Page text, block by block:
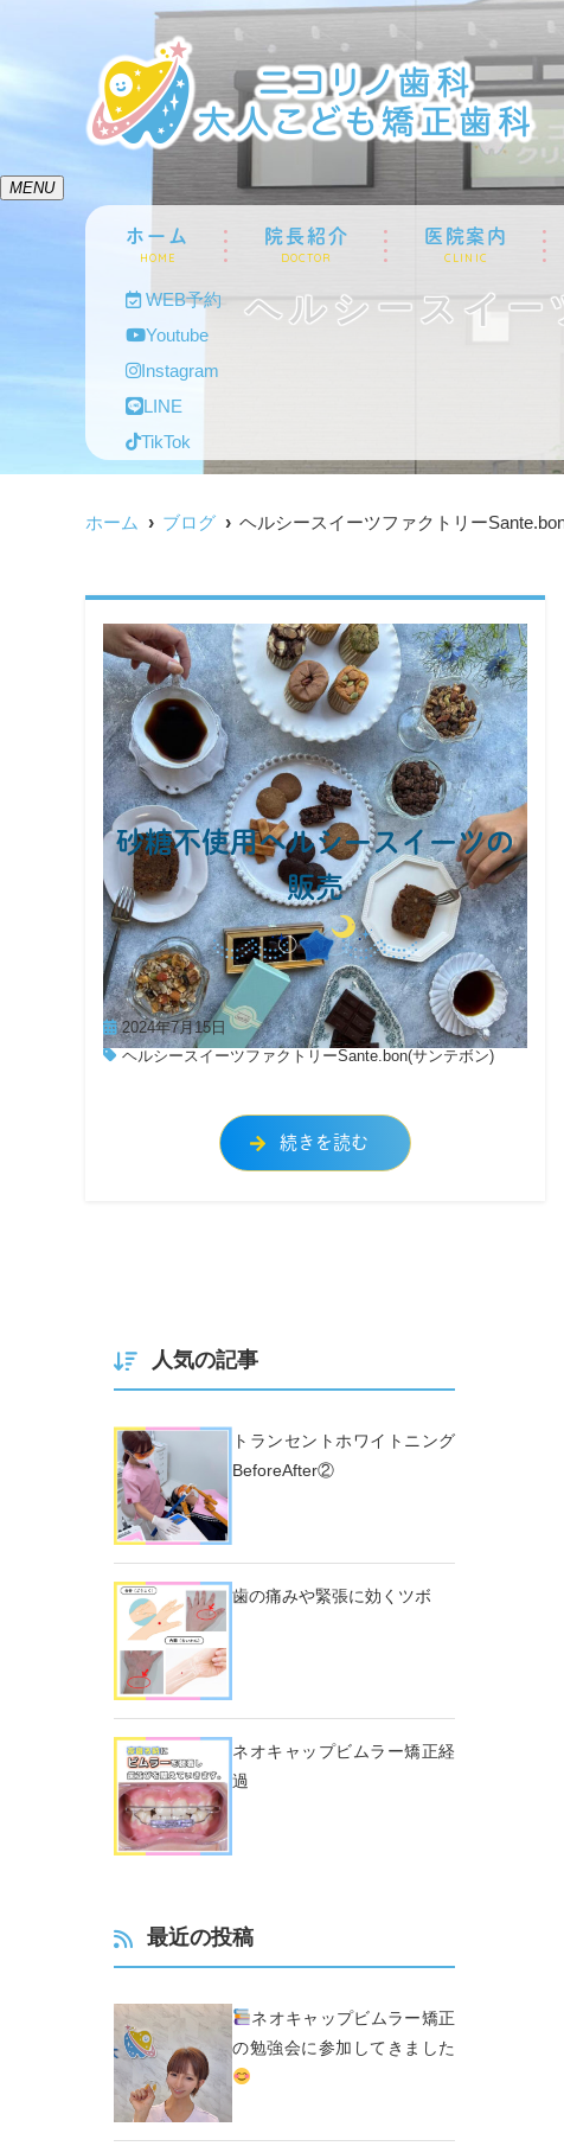
MENU
ホーム
HOME
院長紹介
DOCTOR
医院案内
CLINIC
WEB予約
Youtube
Instagram
LINE
TikTok
ヘルシースイ
ホーム ブログ ヘルシースイーツファクトリー
砂糖不使用ヘルシースイーツの
販売
2024年7月15日
ヘルシースイーツファクトリーSante.bon(サンテボン)
続きを読む
人気の記事
トランセントホワイトニング
BeforeAfter②
歯の痛みや緊張に効くツボ
ネオキャップビムラー矯正経
過
最近の投稿
ネオキャップビムラー矯正
の勉強会に参加してきました